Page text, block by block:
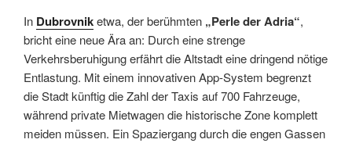
In Dubrovniketwa, der berühmten „Perle der Adria“,
bricht eine neue Ära an: Durch eine strenge
Verkehrsberuhigung erfährt die Altstadt eine dringend nötige
Entlastung. Mit einem innovativen App-System begrenzt
die Stadt künftig die Zahl der Taxis auf 700 Fahrzeuge,
während private Mietwagen die historische Zone komplett
meiden müssen. Ein Spaziergang durch die engen Gassen